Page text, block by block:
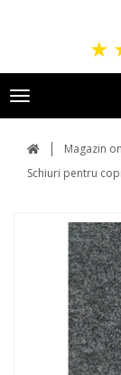
★
Toggle
navigation
Magazin
Schiuri pentru